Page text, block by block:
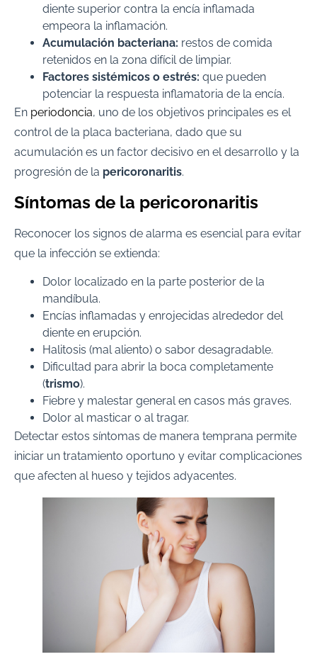
diente superior contra la encía inflamada
empeora la inflamación.
Acumulación bacteriana: restos de comida
retenidos en la zona difícil de limpiar.
Factores sistémicos o estrés: que pueden
potenciar la respuesta inflamatoria de la encía.
En periodoncia, uno de los objetivos principales es el
control de la placa bacteriana, dado que su
acumulación es un factor decisivo en el desarrollo y la
progresión de la pericoronaritis.
Síntomas de la pericoronaritis
Reconocer los signos de alarma es esencial para evitar
que la infección se extienda:
Dolor localizado en la parte posterior de la
mandíbula.
Encías inflamadas y enrojecidas alrededor del
diente en erupción.
Halitosis (mal aliento) o sabor desagradable.
Dificultad para abrir la boca completamente
(trismo).
Fiebre y malestar general en casos más graves.
Dolor al masticar o al tragar.
Detectar estos síntomas de manera temprana permite
iniciar un tratamiento oportuno y evitar complicaciones
que afecten al hueso y tejidos adyacentes.